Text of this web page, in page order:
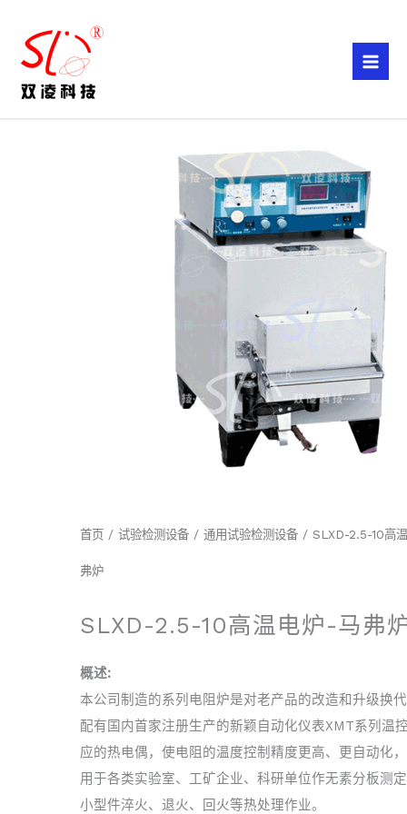
首页 / 试验检测设备 / 通用试验检测设备 / SLXD-2.5-10高
弗炉
SLXD-2.5-10高温电炉-马弗
概述:
本公司制造的系列电阻炉是对老产品的改造和升级换
配有国内首家注册生产的新颖自动化仪表XMT系列温
应的热电偶，使电阻的温度控制精度更高、更自动化
用于各类实验室、工矿企业、科研单位作无素分板测
小型件淬火、退火、回火等热处理作业。